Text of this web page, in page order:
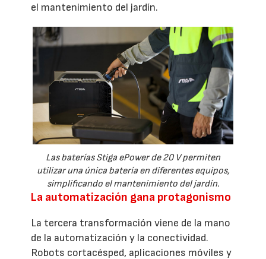
el mantenimiento del jardín.
Las baterías Stiga ePower de 20 V permiten
utilizar una única batería en diferentes equipos,
simplificando el mantenimiento del jardín.
La automatización gana protagonismo
La tercera transformación viene de la mano
de la automatización y la conectividad.
Robots cortacésped, aplicaciones móviles y